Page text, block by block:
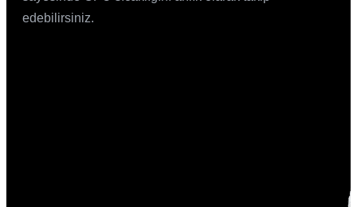
edebilirsiniz.